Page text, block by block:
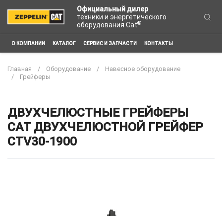
Официальный дилер
техники и энергетического
оборудования Cat®
О КОМПАНИИ КАТАЛОГ СЕРВИС И ЗАПЧАСТИ КОНТАКТЫ
Главная Оборудование
Навесное оборудование
Грейферы
ДВУХЧЕЛЮСТНЫЕ ГРЕЙФЕРЫ
CAT ДВУХЧЕЛЮСТНОЙ ГРЕЙФЕР
CTV30-1900